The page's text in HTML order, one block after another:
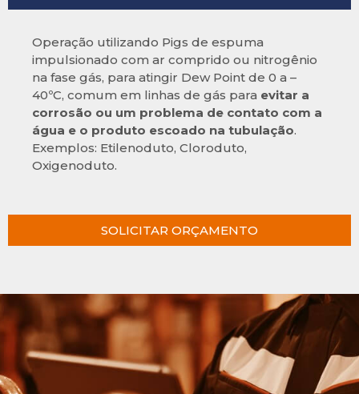
Operação utilizando Pigs de espuma
impulsionado com ar comprido ou nitrogênio
na fase gás, para atingir Dew Point de 0 a –
40ºC, comum em linhas de gás para evitar a
corrosão ou um problema de contato com a
água e o produto escoado na tubulação.
Exemplos: Etilenoduto, Cloroduto,
Oxigenoduto.
SOLICITAR ORÇAMENTO